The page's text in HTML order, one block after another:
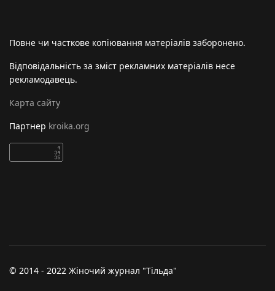
Повне чи часткове копіювання матеріалів заборонено.
Відповідальність за зміст рекламних матеріалів несе
рекламодавець.
Карта сайту
Партнер kroika.org
© 2014 - 2022 Жіночий журнал "Тільда"